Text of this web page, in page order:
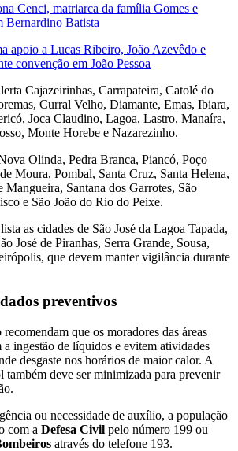
Cenci, matriarca da família Gomes e
Bernardino Batista
apoio a Lucas Ribeiro, João Azevêdo e
convenção em João Pessoa
Cajazeirinhas, Carrapateira, Catolé do
Curral Velho, Diamante, Emas, Ibiara,
Joca Claudino, Lagoa, Lastro, Manaíra,
Monte Horebe e Nazarezinho.
Olinda, Pedra Branca, Piancó, Poço
Moura, Pombal, Santa Cruz, Santa Helena,
Mangueira, Santana dos Garrotes, São
e São João do Rio do Peixe.
as cidades de São José da Lagoa Tapada,
José de Piranhas, Serra Grande, Sousa,
que devem manter vigilância durante
preventivos
que os moradores das áreas
a ingestão de líquidos e evitem atividades
desgaste nos horários de maior calor. A
também deve ser minimizada para prevenir
ou necessidade de auxílio, a população
com a Defesa Civil pelo número 199 ou
através do telefone 193.